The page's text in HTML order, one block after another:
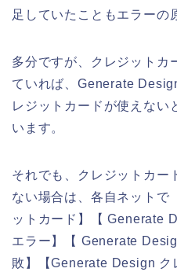
足していたこともエラーの
多分ですが、クレジットカ
ていれば、Generate
レジットカードが使えない
います。
それでも、クレジットカー
ない場合は、各自ネット
ットカード】【 Generate
エラー】【 Generate
敗】【Generate Design